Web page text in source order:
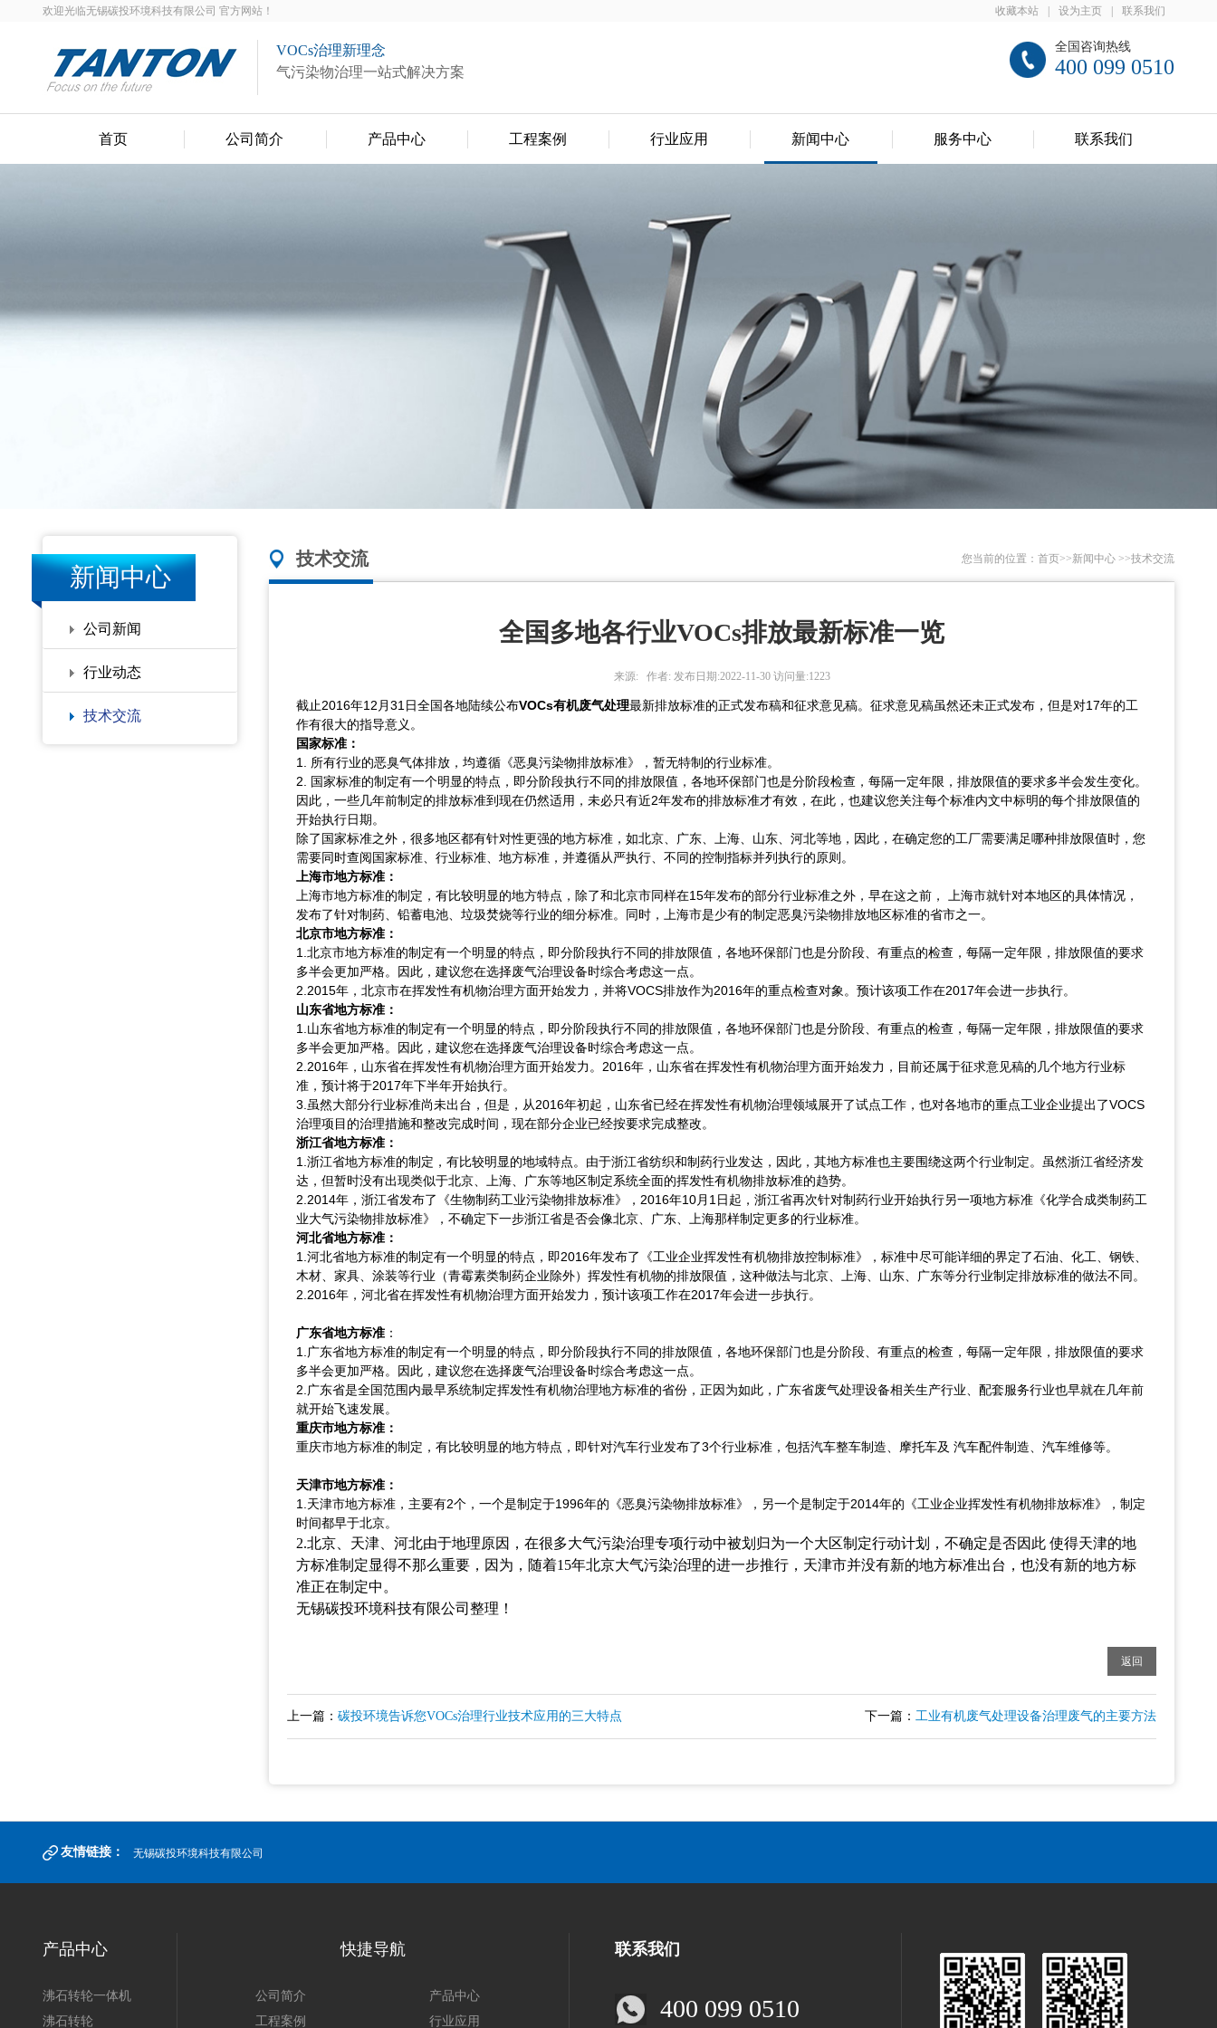
欢迎光临无锡碳投环境科技有限公司 官方网站！ 收藏本站 设为主页 联系我们
VOCs治理新理念
气污染物治理一站式解决方案
全国咨询热线
400 099 0510
首页 公司简介 产品中心 工程案例 行业应用 新闻中心 服务中心 联系我们
新闻中心
公司新闻
行业动态
技术交流
技术交流 您当前的位置： 首页>>新闻中心 >>技术交流
全国多地各行业VOCs排放最新标准一览
来源: 作者: 发布日期:2022-11-30 访问量:1223
截止2016年12月31日全国各地陆续公布VOCs有机废气处理最新排放标准的正式发布稿和征求意见稿。征求意见稿虽然还未正式发布，但是对17年的工
作有很大的指导意义。
国家标准：
1. 所有行业的恶臭气体排放，均遵循《恶臭污染物排放标准》，暂无特制的行业标准。
2. 国家标准的制定有一个明显的特点，即分阶段执行不同的排放限值，各地环保部门也是分阶段检查，每隔一定年限，排放限值的要求多半会发生变化。
因此，一些几年前制定的排放标准到现在仍然适用，未必只有近2年发布的排放标准才有效，在此，也建议您关注每个标准内文中标明的每个排放限值的
开始执行日期。
除了国家标准之外，很多地区都有针对性更强的地方标准，如北京、广东、上海、山东、河北等地，因此，在确定您的工厂需要满足哪种排放限值时，您
需要同时查阅国家标准、行业标准、地方标准，并遵循从严执行、不同的控制指标并列执行的原则。
上海市地方标准：
上海市地方标准的制定，有比较明显的地方特点，除了和北京市同样在15年发布的部分行业标准之外，早在这之前， 上海市就针对本地区的具体情况，
发布了针对制药、铅蓄电池、垃圾焚烧等行业的细分标准。同时，上海市是少有的制定恶臭污染物排放地区标准的省市之一。
北京市地方标准：
1.北京市地方标准的制定有一个明显的特点，即分阶段执行不同的排放限值，各地环保部门也是分阶段、有重点的检查，每隔一定年限，排放限值的要求
多半会更加严格。因此，建议您在选择废气治理设备时综合考虑这一点。
2.2015年，北京市在挥发性有机物治理方面开始发力，并将VOCS排放作为2016年的重点检查对象。预计该项工作在2017年会进一步执行。
山东省地方标准：
1.山东省地方标准的制定有一个明显的特点，即分阶段执行不同的排放限值，各地环保部门也是分阶段、有重点的检查，每隔一定年限，排放限值的要求
多半会更加严格。因此，建议您在选择废气治理设备时综合考虑这一点。
2.2016年，山东省在挥发性有机物治理方面开始发力。2016年，山东省在挥发性有机物治理方面开始发力，目前还属于征求意见稿的几个地方行业标
准，预计将于2017年下半年开始执行。
3.虽然大部分行业标准尚未出台，但是，从2016年初起，山东省已经在挥发性有机物治理领域展开了试点工作，也对各地市的重点工业企业提出了VOCS
治理项目的治理措施和整改完成时间，现在部分企业已经按要求完成整改。
浙江省地方标准：
1.浙江省地方标准的制定，有比较明显的地域特点。由于浙江省纺织和制药行业发达，因此，其地方标准也主要围绕这两个行业制定。虽然浙江省经济发
达，但暂时没有出现类似于北京、上海、广东等地区制定系统全面的挥发性有机物排放标准的趋势。
2.2014年，浙江省发布了《生物制药工业污染物排放标准》，2016年10月1日起，浙江省再次针对制药行业开始执行另一项地方标准《化学合成类制药工
业大气污染物排放标准》，不确定下一步浙江省是否会像北京、广东、上海那样制定更多的行业标准。
河北省地方标准：
1.河北省地方标准的制定有一个明显的特点，即2016年发布了《工业企业挥发性有机物排放控制标准》，标准中尽可能详细的界定了石油、化工、钢铁、
木材、家具、涂装等行业（青霉素类制药企业除外）挥发性有机物的排放限值，这种做法与北京、上海、山东、广东等分行业制定排放标准的做法不同。
2.2016年，河北省在挥发性有机物治理方面开始发力，预计该项工作在2017年会进一步执行。
广东省地方标准：
1.广东省地方标准的制定有一个明显的特点，即分阶段执行不同的排放限值，各地环保部门也是分阶段、有重点的检查，每隔一定年限，排放限值的要求
多半会更加严格。因此，建议您在选择废气治理设备时综合考虑这一点。
2.广东省是全国范围内最早系统制定挥发性有机物治理地方标准的省份，正因为如此，广东省废气处理设备相关生产行业、配套服务行业也早就在几年前
就开始飞速发展。
重庆市地方标准：
重庆市地方标准的制定，有比较明显的地方特点，即针对汽车行业发布了3个行业标准，包括汽车整车制造、摩托车及 汽车配件制造、汽车维修等。
天津市地方标准：
1.天津市地方标准，主要有2个，一个是制定于1996年的《恶臭污染物排放标准》，另一个是制定于2014年的《工业企业挥发性有机物排放标准》，制定
时间都早于北京。
2.北京、天津、河北由于地理原因，在很多大气污染治理专项行动中被划归为一个大区制定行动计划，不确定是否因此 使得天津的地
方标准制定显得不那么重要，因为，随着15年北京大气污染治理的进一步推行，天津市并没有新的地方标准出台，也没有新的地方标
准正在制定中。
无锡碳投环境科技有限公司整理！
返回
上一篇： 碳投环境告诉您VOCs治理行业技术应用的三大特点 下一篇： 工业有机废气处理设备治理废气的主要方法
友情链接： 无锡碳投环境科技有限公司
产品中心
沸石转轮一体机
沸石转轮
快捷导航
公司简介
产品中心
工程案例
行业应用
联系我们
400 099 0510